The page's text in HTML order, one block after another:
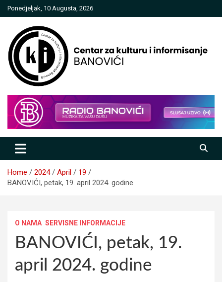
Skip
to
Ponedjeljak, 10 Augusta, 2026
Centar za kulturu i informisanje
Banovići
Home 2024 April
19
BANOVIĆI, petak, 19. april 2024. godine
O NAMA SERVISNE INFORMACIJE
BANOVIĆI, petak, 19.
april 2024. godine